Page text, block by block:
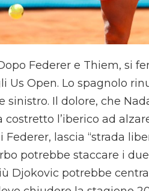
Federer e Thiem, si
Us Open. Lo spagnolo
sinistro. Il dolore, che
l’iberico ad
lascia “strada
potrebbe staccare i
Djokovic potrebbe